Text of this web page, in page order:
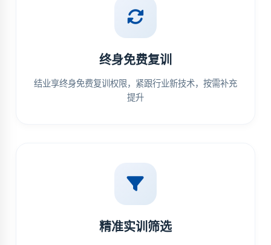
终身免费复训
结业享终身免费复训权限，紧跟行业新技术，按需补充
提升
精准实训筛选